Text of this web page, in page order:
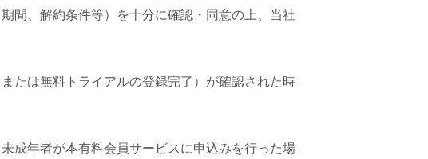
間、解約条件等）を十分に確認・同意の上、当社
たは無料トライアルの登録完了）が確認された時
成年者が本有料会員サービスに申込みを行った場